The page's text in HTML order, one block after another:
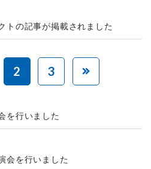
トの記事が掲載されました
2 3
を行いました
会を行いました